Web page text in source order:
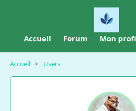
Accueil Forum Mon
Accueil > Users